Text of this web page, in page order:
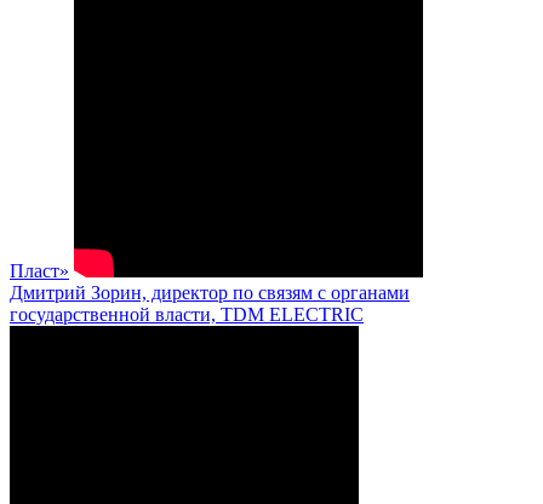
Пласт»
Дмитрий Зорин, директор по связям с органами
государственной власти, TDM ELECTRIC